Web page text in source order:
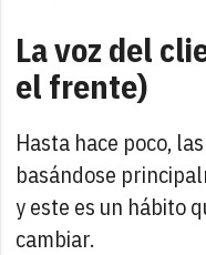
La voz del
el frente)
Hasta hace poco,
basándose
y este es un hábito
cambiar.